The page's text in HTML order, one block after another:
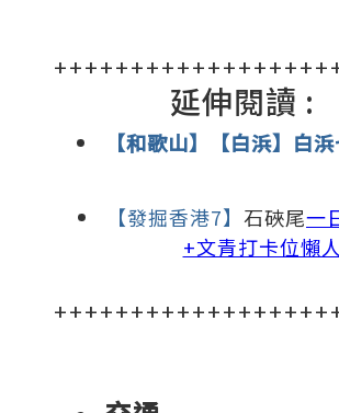
延伸閱讀 :
【和歌山】【白浜】白
【發掘香港7】 石硤尾一
+文青打卡位懶